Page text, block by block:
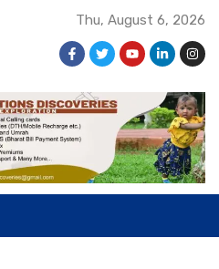
Thu, August 6, 2026